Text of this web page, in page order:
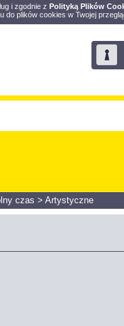
i zgodnie z Polityką Plików
do plików cookies w Twojej
czas > Artystyczne